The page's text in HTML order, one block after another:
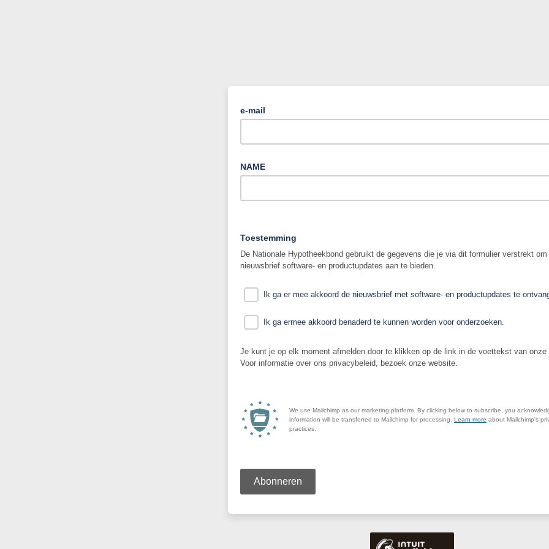
e-mail
NAME
Toestemming
De Nationale Hypotheekbond gebruikt de gegevens die je via dit formulier verstrekt om
nieuwsbrief software- en productupdates aan te bieden.
Ik ga er mee akkoord de nieuwsbrief met software- en productupdates te
Ik ga ermee akkoord benaderd te kunnen worden voor onderzoeken.
Je kunt je op elk moment afmelden door te klikken op de link in de voettekst van onze
Voor informatie over ons privacybeleid, bezoek onze website.
We use Mailchimp as our marketing platform. By clicking below to subscribe, you
information will be transferred to Mailchimp for processing. Learn more about Mailchimp's
practices.